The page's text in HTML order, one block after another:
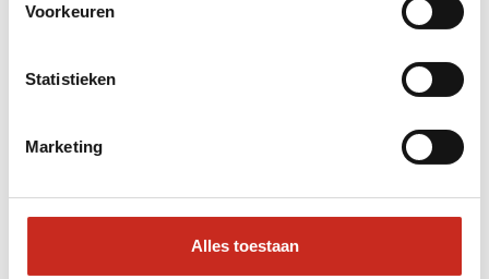
Voorkeuren
Statistieken
Marketing
Alles toestaan
Je overnacht hier midden in de natuur, in een
kleinschalige eco-lodge. Verwacht geen luxe;
de kamers zijn basic en gaan volledig op in de
Pulau Buton